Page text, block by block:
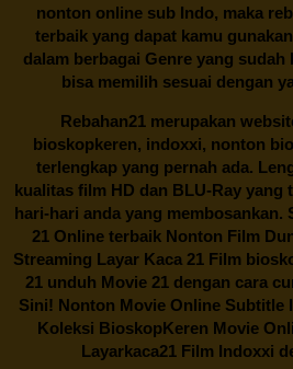
nonton online sub Indo, maka
terbaik yang dapat kamu
dalam berbagai Genre yang sudah
bisa memilih sesuai dengan
Rebahan21 merupakan
bioskopkeren, indoxxi, nonton
terlengkap yang pernah ada.
kualitas film HD dan BLU-Ray yang
hari-hari anda yang membosankan.
21 Online terbaik Nonton Film
Streaming Layar Kaca 21 Film
21 unduh Movie 21 dengan cara
Sini! Nonton Movie Online Subtitle
Koleksi BioskopKeren Movie
Layarkaca21 Film Indoxxi